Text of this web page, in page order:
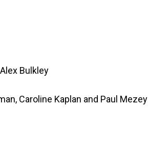
Bulkley
Caroline Kaplan and Paul Mezey